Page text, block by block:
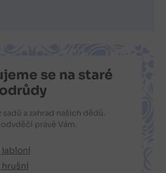
se na staré
a zahrad našich dědů.
právě Vám.